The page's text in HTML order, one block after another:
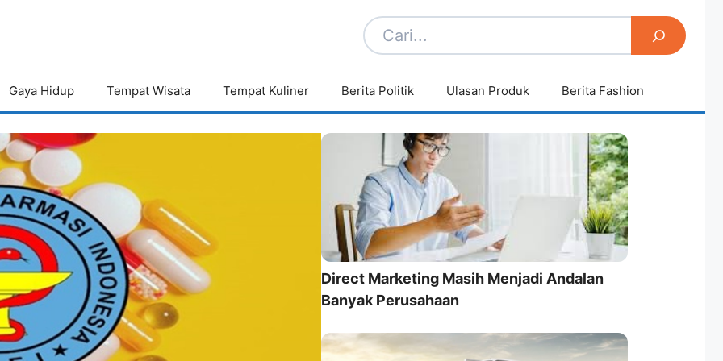
Gaya Hidup Tempat Wisata Tempat Kuliner Berita Politik Ulasan Produk Berita Fashion
Direct Marketing Masih Menjadi Andalan
Banyak Perusahaan